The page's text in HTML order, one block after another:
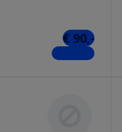
€ 90,-
4 winkels